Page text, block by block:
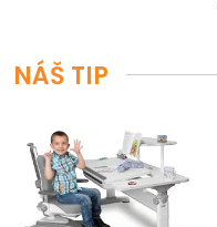
NÁŠ TIP